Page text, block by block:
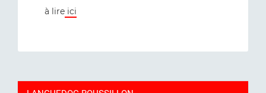
à lire ici